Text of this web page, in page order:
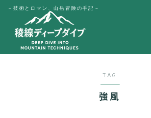
－技術とロマン、山岳冒険の手記－
MENU
TAG
強風